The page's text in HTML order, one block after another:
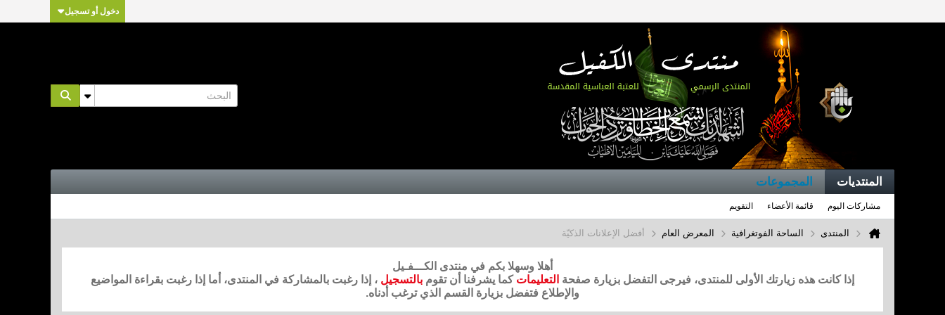
دخول أو تسجيل
المنتديات المجموعات
مشاركات اليوم قائمة الأعضاء التقويم
المنتدى الساحة الفوتغرافية المعرض العام أفضل الإعلانات الذكيّة
أهلا وسهلا بكم في منتدى الكـــفـيل
إذا كانت هذه زيارتك الأولى للمنتدى، فيرجى التفضل بزيارة صفحة التعليمات كما يشرفنا أن تقوم بالتسجيل ، إذا رغبت بالمشاركة في المنتدى، أما إذا رغبت بقراءة المواضيع
والإطلاع فتفضل بزيارة القسم الذي ترغب أدناه.